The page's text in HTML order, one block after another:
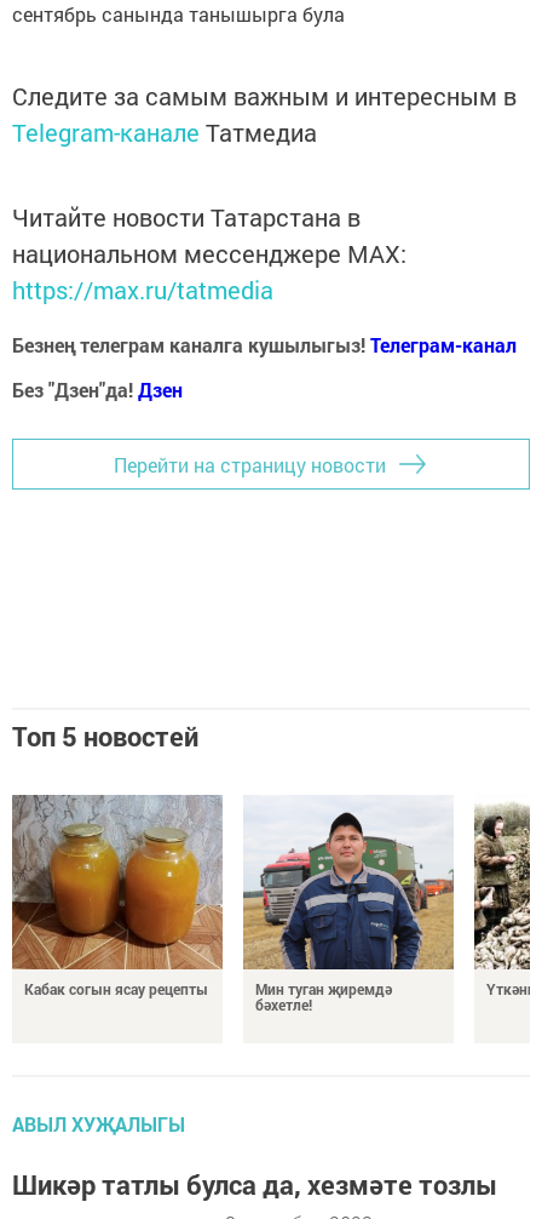
сентябрь санында танышырга була
Следите за самым важным и интересным в
Telegram-канале Татмедиа
Читайте новости Татарстана в
национальном мессенджере MАХ:
https://max.ru/tatmedia
Безнең телеграм каналга кушылыгыз!Телеграм-канал
Без "Дзен"да!Дзен
Перейти на страницу новости
Топ 5 новостей
Кабак согын ясау рецепты
Мин туган җиремдә
бәхетле!
АВЫЛ ХУҖАЛЫГЫ
Шикәр татлы булса да, хезмәте тозлы